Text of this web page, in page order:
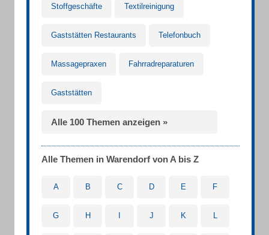
Stoffgeschäfte Textilreinigung
Gaststätten Restaurants Telefonbuch
Massagepraxen Fahrradreparaturen
Gaststätten
Alle 100 Themen anzeigen »
Alle Themen in Warendorf von A bis Z
A B C D E F
G H J K L